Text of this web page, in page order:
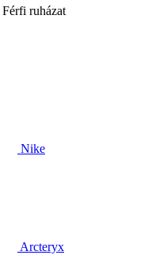
Férfi ruházat
Nike
Arcteryx